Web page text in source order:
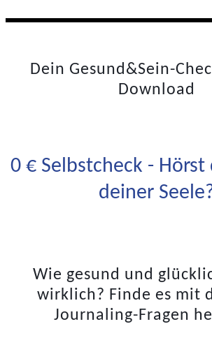
Dein Gesund&Sein-
Download
0 € Selbstcheck - Hörst
deiner
Wie gesund und
wirklich? Finde es mit
Journaling-Fragen